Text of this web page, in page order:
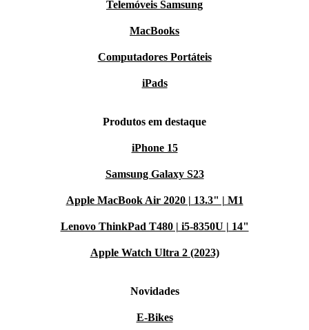
Telemóveis Samsung
MacBooks
Computadores Portáteis
iPads
Produtos em destaque
iPhone 15
Samsung Galaxy S23
Apple MacBook Air 2020 | 13.3" | M1
Lenovo ThinkPad T480 | i5-8350U | 14"
Apple Watch Ultra 2 (2023)
Novidades
E-Bikes